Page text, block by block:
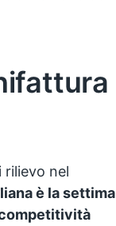
rilievo nel
è la settima